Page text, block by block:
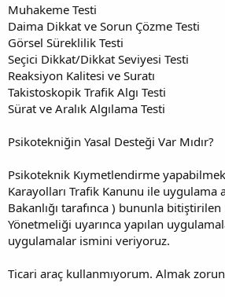
Muhakeme Testi
Daima Dikkat ve Sorun Çözme Testi
Görsel Süreklilik Testi
Seçici Dikkat/Dikkat Seviyesi Testi
Reaksiyon Kalitesi ve Suratı
Takistoskopik Trafik Algı Testi
Sürat ve Aralık Algılama Testi
Psikotekniğin Yasal Desteği Var Mıdır?
Psikoteknik Kıymetlendirme yapabilmek
Karayolları Trafik Kanunu ile uygulama
Bakanlığı tarafınca ) bununla bitiştirilen
Yönetmeliği uyarınca yapılan
uygulamalar ismini veriyoruz.
Ticari araç kullanmıyorum. Almak